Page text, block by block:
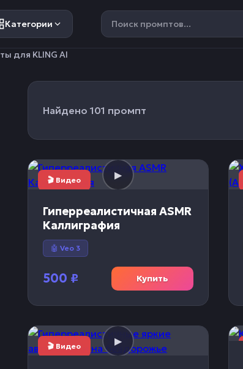
Категории
для KLING AI
Найдено 101 промпт
🎬 Видео
Гиперреалистичная ASMR
Каллиграфия
🤖 Veo 3
500 ₽ Купить
🎬 Видео